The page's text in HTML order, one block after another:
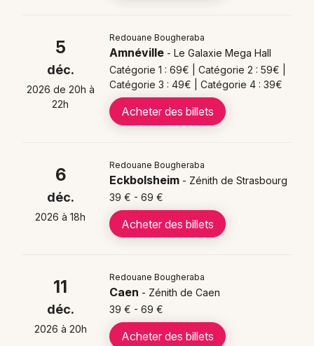
de réserver rapidement pour garantir sa place.
📍 Où voir Redouane Bougheraba en 2025-
2027 ?
La tournée passe par Paris (Le Sacré), Marseille (Le
Mouilleron-le-Captif, La Selle-en-Luitré,
Roanne/Riorges, Lyon, Bordeaux, Lille, Rennes,
Nantes, Strasbourg, Nice, Montpellier et Toulon, dans
des théâtres et Zéniths partout en France.
"Mon Premier Spectacle" présente un stand-up
authentique mêlant autodérision, improvisation et
interactions avec le public ; Redouane Bougheraba y
déploie son humour marseillais et crée des moments
5
déc.
2026 de 20h à
22h
Redouane Bougheraba
Amnéville - Le Galaxie Mega Hall
Catégorie 1 : 69€ | Catégorie 2 : 59€ |
Catégorie 3 : 49€ | Catégorie 4 : 39€
Acheter des billets
6
déc.
2026 à 18h
Redouane Bougheraba
Eckbolsheim - Zénith de Strasbourg
39 € - 69 €
Acheter des billets
11
déc.
2026 à 20h
Redouane Bougheraba
Caen - Zénith de Caen
39 € - 69 €
Acheter des billets